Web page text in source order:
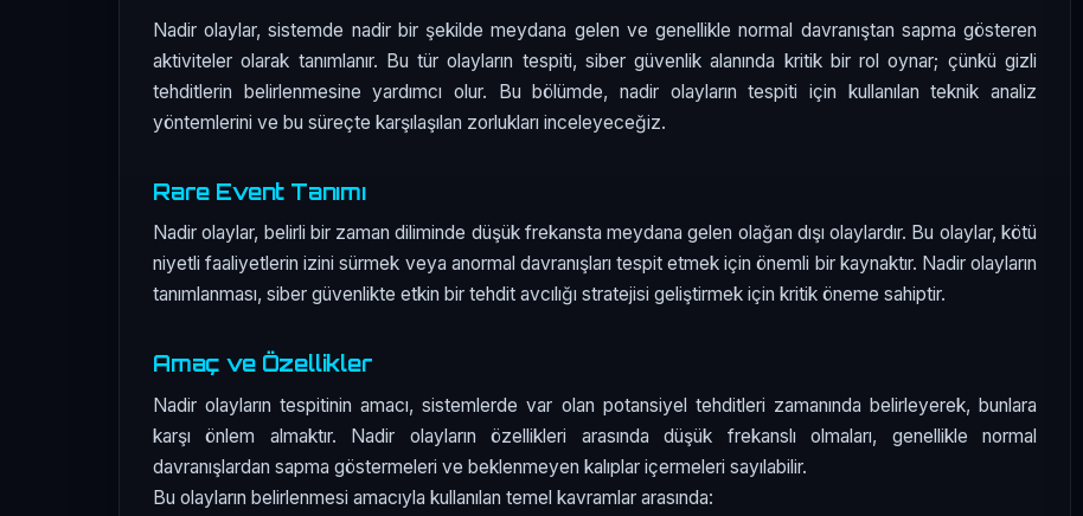
Nadir olaylar, sistemde nadir bir şekilde meydana gelen ve genellikle normal davranıştan sapma gösteren
aktiviteler olarak tanımlanır. Bu tür olayların tespiti, siber güvenlik alanında kritik bir rol oynar; çünkü gizli
tehditlerin belirlenmesine yardımcı olur. Bu bölümde, nadir olayların tespiti için kullanılan teknik analiz
yöntemlerini ve bu süreçte karşılaşılan zorlukları inceleyeceğiz.
Rare Event Tanımı
Nadir olaylar, belirli bir zaman diliminde düşük frekansta meydana gelen olağan dışı olaylardır. Bu olaylar, kötü
niyetli faaliyetlerin izini sürmek veya anormal davranışları tespit etmek için önemli bir kaynaktır. Nadir olayların
tanımlanması, siber güvenlikte etkin bir tehdit avcılığı stratejisi geliştirmek için kritik öneme sahiptir.
Amaç ve Özellikler
Nadir olayların tespitinin amacı, sistemlerde var olan potansiyel tehditleri zamanında belirleyerek, bunlara
karşı önlem almaktır. Nadir olayların özellikleri arasında düşük frekanslı olmaları, genellikle normal
davranışlardan sapma göstermeleri ve beklenmeyen kalıplar içermeleri sayılabilir.
Bu olayların belirlenmesi amacıyla kullanılan temel kavramlar arasında: